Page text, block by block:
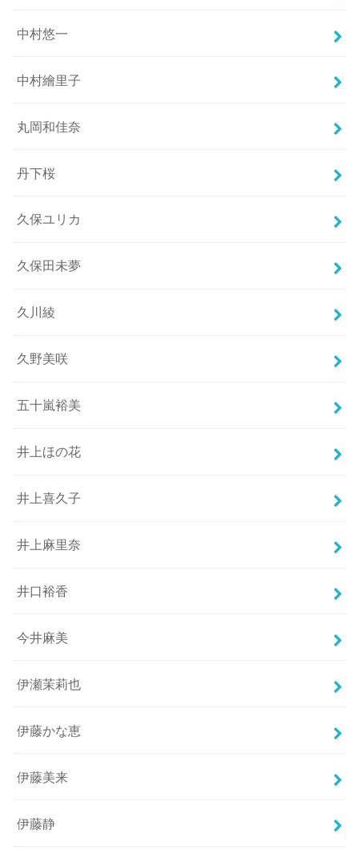
中村悠一
中村繪里子
丸岡和佳奈
丹下桜
久保ユリカ
久保田未夢
久川綾
久野美咲
五十嵐裕美
井上ほの花
井上喜久子
井上麻里奈
井口裕香
今井麻美
伊瀬茉莉也
伊藤かな恵
伊藤美来
伊藤静